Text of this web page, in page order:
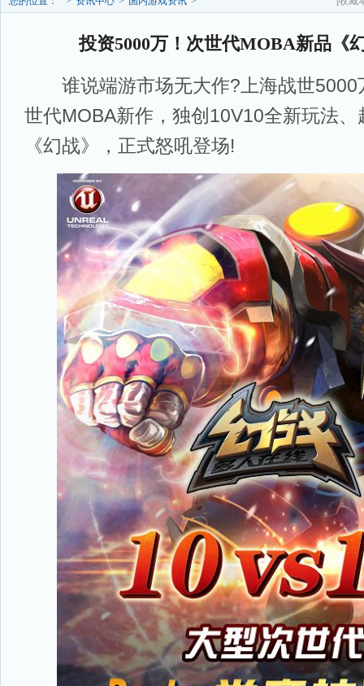
投资5000万！次世代MOBA新品《
谁说端游市场无大作?上海战世5000
世代MOBA新作，独创10V10全新玩法
《幻战》，正式怒吼登场!